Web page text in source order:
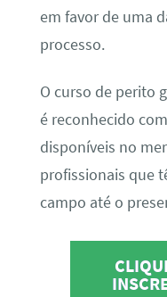
em favor de uma
processo.
O curso de perito
é reconhecido
disponíveis no
profissionais que
campo até o